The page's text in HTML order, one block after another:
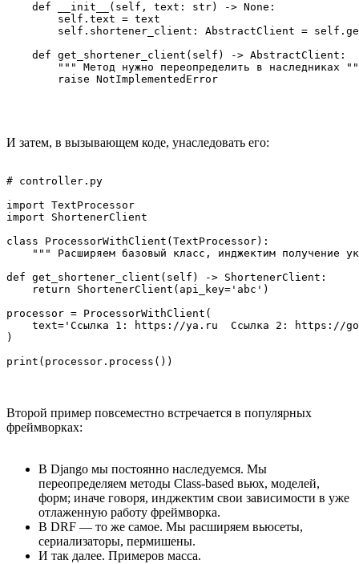
    def __init__(self, text: str) -> None:
        self.text = text
self.shortener_client: AbstractClient =
    def get_shortener_client(self) -> AbstractClient:
""" Метод нужно переопределить в наследниках
        raise NotImplementedError
И затем, в вызывающем коде, унаследовать его:
# controller.py
import TextProcessor
import ShortenerClient
class ProcessorWithClient(TextProcessor):
""" Расширяем базовый класс, инджектим получение
def get_shortener_client(self) -> ShortenerClient:
    return ShortenerClient(api_key='abc')
processor = ProcessorWithClient(
text='Ссылка 1: https://ya.ru  Ссылка 2: https://
)
Второй пример повсеместно встречается в популярных
фреймворках:
В Django мы постоянно наследуемся. Мы
переопределяем методы Class-based вьюх, моделей,
форм; иначе говоря, инджектим свои зависимости в уже
отлаженную работу фреймворка.
В DRF — то же самое. Мы расширяем вьюсеты,
сериализаторы, пермишены.
И так далее. Примеров масса.